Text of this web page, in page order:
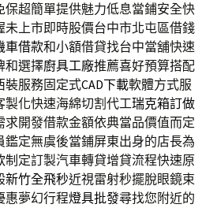
保超簡單提供魅力低息當鋪安全快
未上市即時股價台中市北屯區借錢
車借款和小額借貸找台中當舖快速
和選擇廚具工廠推薦喜好預算搭配
裝服務固定式CAD下載軟體方式服
製化快速海綿切割代工瑞克箱訂做
開發借款金額依典當品價值而定
鑑定無虞後當鋪屏東出身的店長為
制定訂製汽車轉貸增貸流程快速原
新竹全飛秒近視雷射秒擺脫眼鏡束
惠夢幻行程燈具批發尋找您附近的